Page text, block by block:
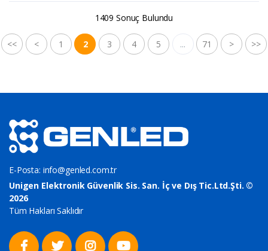
1409 Sonuç Bulundu
<< < 1 2 3 4 5 ... 71 > >>
E-Posta: info@genled.com.tr
Unigen Elektronik Güvenlik Sis. San. İç ve Dış Tic.Ltd.Şti. ©
2026
Tüm Hakları Saklıdır